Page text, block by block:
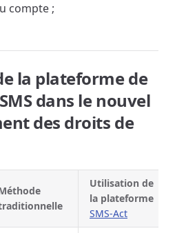
compte ;
la plateforme de
dans le nouvel
des droits de
Utilisation de
la plateforme
SMS-Act